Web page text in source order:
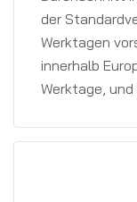
der
Werktagen
innerhalb
Werktage, und